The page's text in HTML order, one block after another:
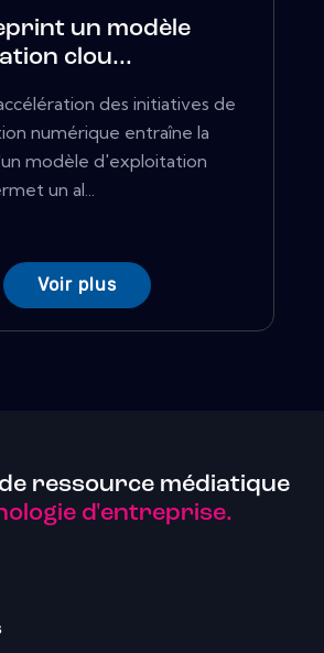
un modèle
clou...
des initiatives de
numérique entraîne la
modèle d'exploitation
un al...
Voir plus
ressource médiatique
d'entreprise.